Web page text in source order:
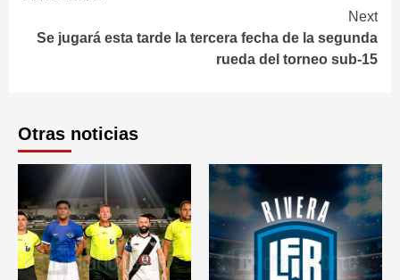
Next
Se jugará esta tarde la tercera fecha de la segunda
rueda del torneo sub-15
Otras noticias